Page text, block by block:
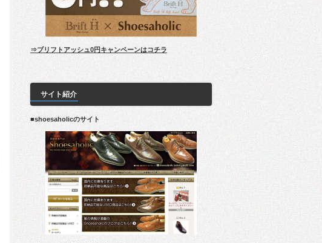
⇒ブリフトアッシュ0円キャンペーンはコチラ
サイト紹介
■shoesaholicのサイト